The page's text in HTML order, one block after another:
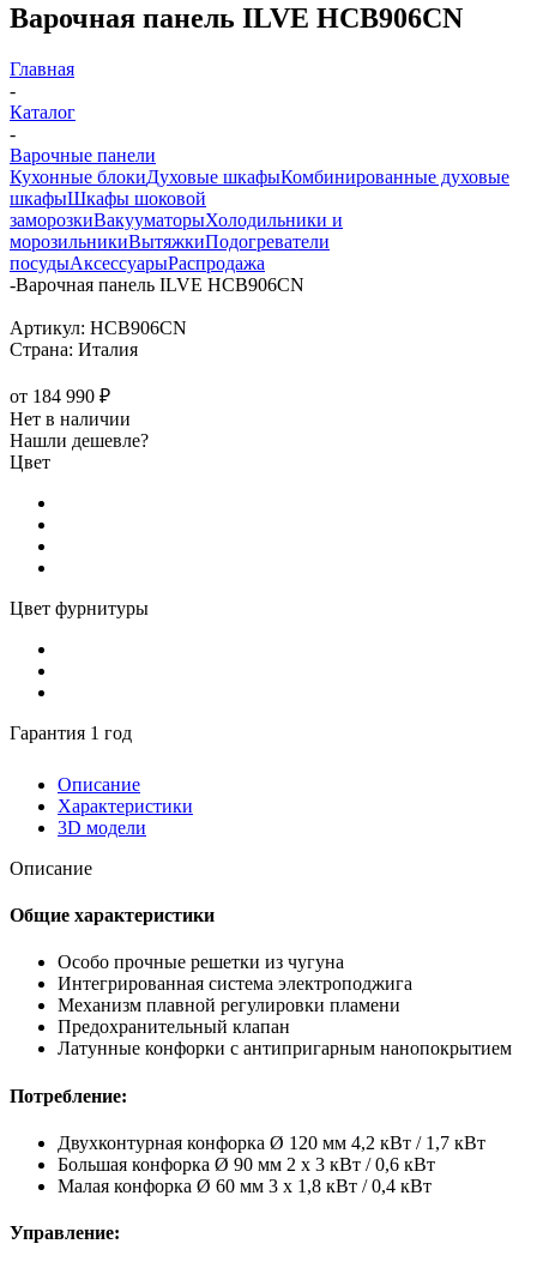
Варочная панель ILVE HCB906CN
Главная
-
Каталог
-
Варочные панели
Кухонные блокиДуховые шкафыКомбинированные духовые
шкафыШкафы шоковой
заморозкиВакууматорыХолодильники и
морозильникиВытяжкиПодогреватели
посудыАксессуарыРаспродажа
-Варочная панель ILVE HCB906CN
Артикул: HCB906CN
Страна: Италия
от 184 990 ₽
Нет в наличии
Нашли дешевле?
Цвет
Цвет фурнитуры
Гарантия 1 год
Описание
Характеристики
3D модели
Описание
Общие характеристики
Особо прочные решетки из чугуна
Интегрированная система электроподжига
Механизм плавной регулировки пламени
Предохранительный клапан
Латунные конфорки с антипригарным нанопокрытием
Потребление:
Двухконтурная конфорка Ø 120 мм 4,2 кВт / 1,7 кВт
Большая конфорка Ø 90 мм 2 x 3 кВт / 0,6 кВт
Малая конфорка Ø 60 мм 3 x 1,8 кВт / 0,4 кВт
Управление: